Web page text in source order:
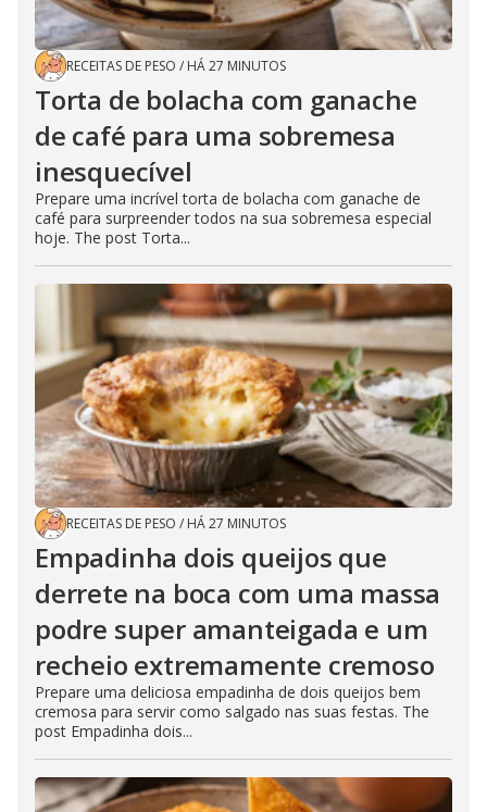
RECEITAS DE PESO / HÁ 27 MINUTOS
Torta de bolacha com ganache
de café para uma sobremesa
inesquecível
Prepare uma incrível torta de bolacha com ganache de
café para surpreender todos na sua sobremesa especial
hoje. The post Torta...
RECEITAS DE PESO / HÁ 27 MINUTOS
Empadinha dois queijos que
derrete na boca com uma massa
podre super amanteigada e um
recheio extremamente cremoso
Prepare uma deliciosa empadinha de dois queijos bem
cremosa para servir como salgado nas suas festas. The
post Empadinha dois...